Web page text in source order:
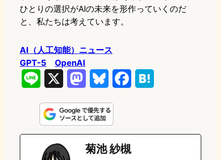
ひとりの選択がAIの未来を形作っていくのだ
と、私たちは考えています。
AI（人工知能）ニュース
GPT-5
OpenAI
n
e
s
t
o
u
e
s
e
b
e
菊池 紗槻